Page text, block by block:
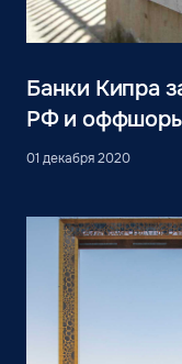
Банки Кипра
РФ и
01 декабря 2020